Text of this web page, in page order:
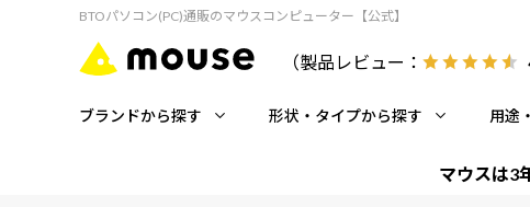
BTOパソコン(PC)通販のマウスコンピューター【公式】
（製品レビュー：
ブランドから探す 形状・タイプから探す 用途
マウスは3